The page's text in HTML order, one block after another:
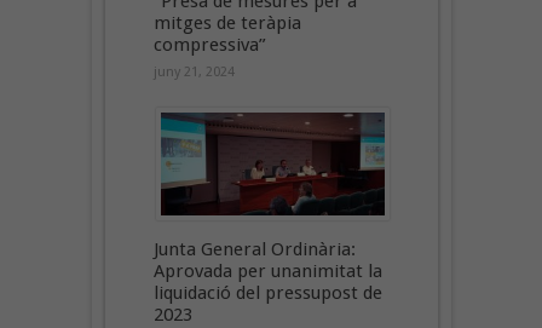
mitges de teràpia
compressiva”
juny 21, 2024
Junta General Ordinària:
Aprovada per unanimitat la
liquidació del pressupost de
2023